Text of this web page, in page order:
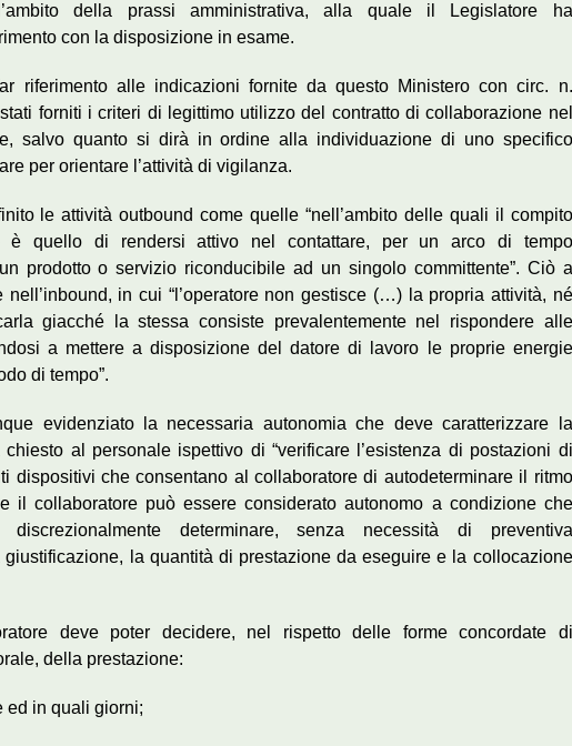
della prassi amministrativa, alla quale il Legislatore ha
con la disposizione in esame.
riferimento alle indicazioni fornite da questo Ministero con circ. n.
forniti i criteri di legittimo utilizzo del contratto di collaborazione nel
salvo quanto si dirà in ordine alla individuazione di uno specifico
per orientare l’attività di vigilanza.
le attività outbound come quelle “nell’ambito delle quali il compito
è quello di rendersi attivo nel contattare, per un arco di tempo
prodotto o servizio riconducibile ad un singolo committente”. Ciò a
in cui “l’operatore non gestisce (…) la propria attività, né
giacché la stessa consiste prevalentemente nel rispondere alle
a mettere a disposizione del datore di lavoro le proprie energie
di tempo”.
evidenziato la necessaria autonomia che deve caratterizzare la
al personale ispettivo di “verificare l’esistenza di postazioni di
dispositivi che consentano al collaboratore di autodeterminare il ritmo
il collaboratore può essere considerato autonomo a condizione che
discrezionalmente determinare, senza necessità di preventiva
la quantità di prestazione da eseguire e la collocazione
deve poter decidere, nel rispetto delle forme concordate di
della prestazione:
ed in quali giorni;